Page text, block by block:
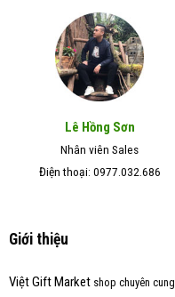
Lê Hồng Sơn
Nhân viên Sales
Điện thoại: 0977.032.686
Giới thiệu
Việt Gift Marketshop chuyên cung